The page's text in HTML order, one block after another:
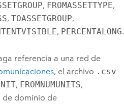
, FROMASSETTYPE,
, TOASSETGROUP,
, PERCENTALONG.
referencia a una red de
, el archivo .csv
, FROMNUMUNITS,
de dominio de